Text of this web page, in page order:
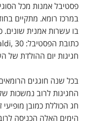
פסטיבל אמנות מכל
במרכז רומא. מתקיים
כתובת הפסטיבל: Via Garibaldi, 30
חגיגות יום ההולדת של
החגיגות לרוב נמשכות
חג הכוללת כמובן מופיעי
הימים האלה הכניסה